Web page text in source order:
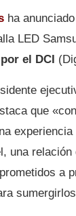
ha
LED
el DCI
que
una
a